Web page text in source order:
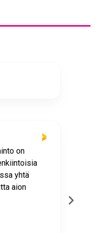
on
yhtä
aion